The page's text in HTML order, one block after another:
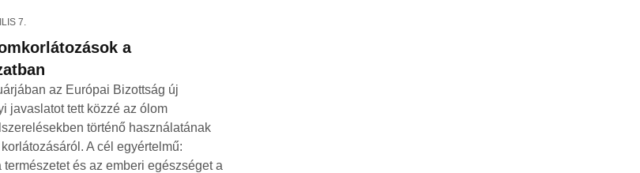
7.
a
az Európai Bizottság új
javaslatot tett közzé az ólom
történő használatának
A cél egyértelmű:
természetet és az emberi egészséget a